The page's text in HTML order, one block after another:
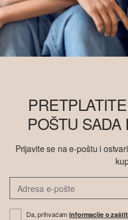
POŠTU
Prijavite se na e-poštu i
Da, prihvaćaminformacije o